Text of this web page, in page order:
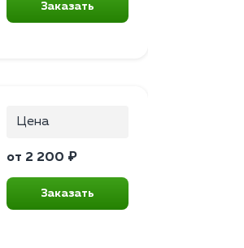
Заказать
Цена
от 2 200 ₽
Заказать